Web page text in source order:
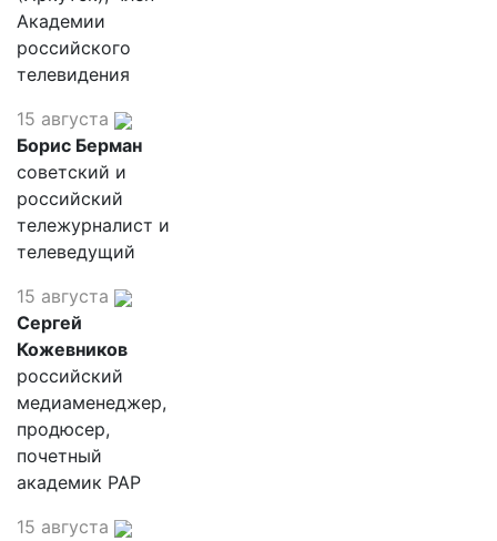
Академии
российского
телевидения
15 августа
Борис Берман
советский и
российский
тележурналист и
телеведущий
15 августа
Сергей
Кожевников
российский
медиаменеджер,
продюсер,
почетный
академик РАР
15 августа